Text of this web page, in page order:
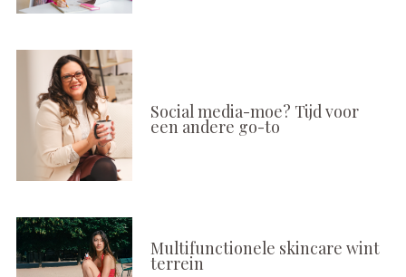
Social media-moe? Tijd voor
een andere go-to
Multifunctionele skincare wint
terrein